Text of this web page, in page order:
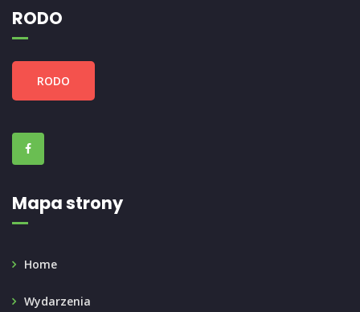
RODO
RODO
Mapa strony
Home
Wydarzenia